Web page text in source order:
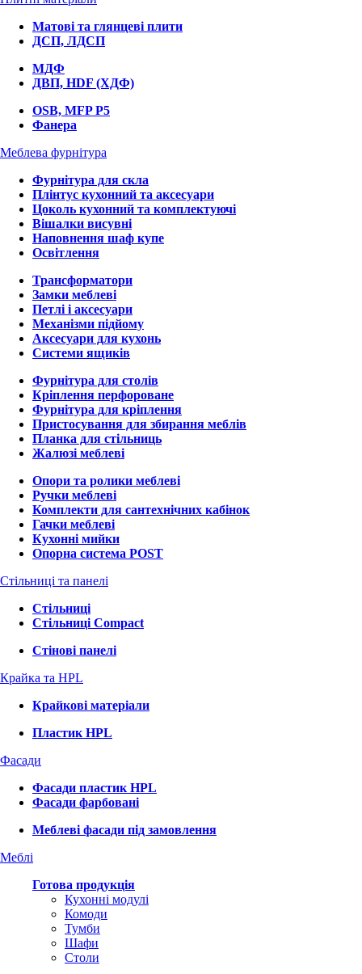
Матові та глянцеві плити
ДСП, ЛДСП
МДФ
ДВП, HDF (ХДФ)
OSB, MFP P5
Фанера
Меблева фурнітура
Фурнітура для скла
Плінтус кухонний та аксесуари
Цоколь кухонний та комплектуючі
Вішалки висувні
Наповнення шаф купе
Освітлення
Трансформатори
Замки меблеві
Петлі і аксесуари
Механізми підйому
Аксесуари для кухонь
Системи ящиків
Фурнітура для столів
Кріплення перфороване
Фурнітура для кріплення
Пристосування для збирання меблів
Планка для стільниць
Жалюзі меблеві
Опори та ролики меблеві
Ручки меблеві
Комплекти для сантехнічних кабінок
Гачки меблеві
Кухонні мийки
Опорна система POST
Стільниці та панелі
Стільниці
Стільниці Compact
Стінові панелі
Крайка та HPL
Крайкові матеріали
Пластик HPL
Фасади
Фасади пластик HPL
Фасади фарбовані
Меблеві фасади під замовлення
Меблі
Готова продукція
Кухонні модулі
Комоди
Тумби
Шафи
Столи